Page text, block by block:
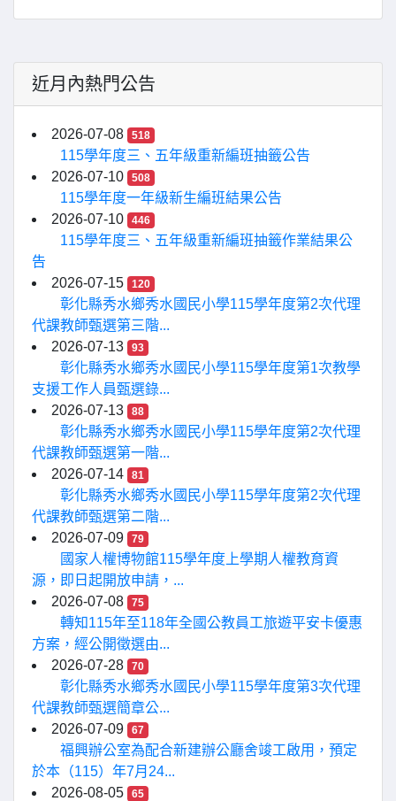
近月內熱門公告
2026-07-08 518
115學年度三、五年級重新編班抽籤公告
2026-07-10
508
115學年度一年級新生編班結果公告
2026-07-10
446
115學年度三、五年級重新編班抽籤作業結果公
告
2026-07-15
120
彰化縣秀水鄉秀水國民小學115學年度第2次代理
代課教師甄選第三階...
2026-07-13
93
彰化縣秀水鄉秀水國民小學115學年度第1次教學
支援工作人員甄選錄...
2026-07-13
88
彰化縣秀水鄉秀水國民小學115學年度第2次代理
代課教師甄選第一階...
2026-07-14
81
彰化縣秀水鄉秀水國民小學115學年度第2次代理
代課教師甄選第二階...
2026-07-09
79
國家人權博物館115學年度上學期人權教育資
源，即日起開放申請，...
2026-07-08
75
轉知115年至118年全國公教員工旅遊平安卡優惠
方案，經公開徵選由...
2026-07-28
70
彰化縣秀水鄉秀水國民小學115學年度第3次代理
代課教師甄選簡章公...
2026-07-09
67
福興辦公室為配合新建辦公廳舍竣工啟用，預定
於本（115）年7月24...
2026-08-05
65